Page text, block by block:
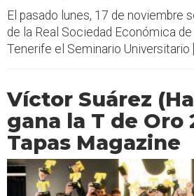
El pasado lunes, 17 de noviembre
de la Real Sociedad Económica
Tenerife el Seminario Universitario
Víctor Suárez
gana la T de Oro
Tapas Magazine